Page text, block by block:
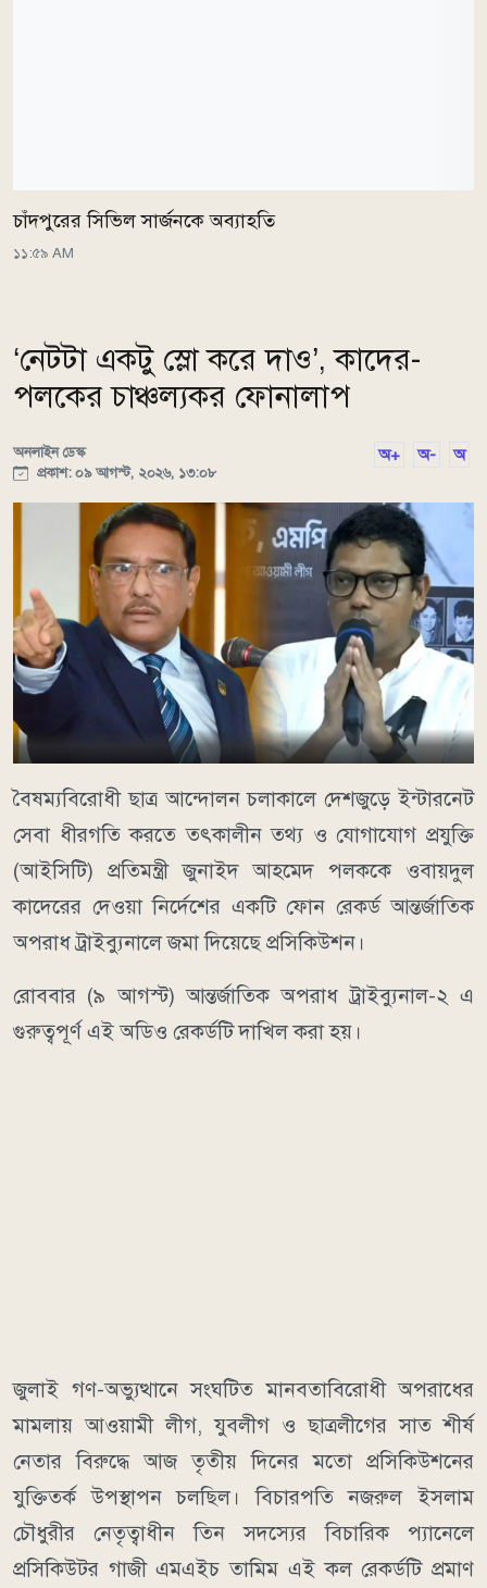
চাঁদপুরের সিভিল সার্জনকে অব্যাহতি
১১:৫৯ AM
‘নেটটা একটু স্লো করে দাও’, কাদের-
পলকের চাঞ্চল্যকর ফোনালাপ
অনলাইন ডেস্ক
প্রকাশ: ০৯ আগস্ট, ২০২৬, ১৩:০৮
অ+ অ- অ
বৈষম্যবিরোধী ছাত্র আন্দোলন চলাকালে দেশজুড়ে ইন্টারনেট
সেবা ধীরগতি করতে তৎকালীন তথ্য ও যোগাযোগ প্রযুক্তি
(আইসিটি) প্রতিমন্ত্রী জুনাইদ আহমেদ পলককে ওবায়দুল
কাদেরের দেওয়া নির্দেশের একটি ফোন রেকর্ড আন্তর্জাতিক
অপরাধ ট্রাইব্যুনালে জমা দিয়েছে প্রসিকিউশন।
রোববার (৯ আগস্ট) আন্তর্জাতিক অপরাধ ট্রাইব্যুনাল-২ এ
গুরুত্বপূর্ণ এই অডিও রেকর্ডটি দাখিল করা হয়।
জুলাই গণ-অভ্যুত্থানে সংঘটিত মানবতাবিরোধী অপরাধের
মামলায় আওয়ামী লীগ, যুবলীগ ও ছাত্রলীগের সাত শীর্ষ
নেতার বিরুদ্ধে আজ তৃতীয় দিনের মতো প্রসিকিউশনের
যুক্তিতর্ক উপস্থাপন চলছিল। বিচারপতি নজরুল ইসলাম
চৌধুরীর নেতৃত্বাধীন তিন সদস্যের বিচারিক প্যানেলে
প্রসিকিউটর গাজী এমএইচ তামিম এই কল রেকর্ডটি প্রমাণ